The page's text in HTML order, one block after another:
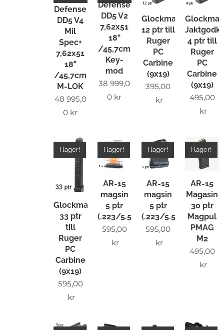
Defense
DD5 V4
Mil
Spec+
7,62x51
18"
/45,7cm
M-LOK
48 995,0
0 kr
Defense
DD5 V2
7,62x51
18"
/45,7cm
Key-
mod
38 999,0
0 kr
Glockmagasin
12 ptr till
Ruger
PC
Carbine
(9x19)
395,00
kr
4 ptr till
Ruger
PC
Carbine
(9x19)
495,00
kr
Glockmagasin
33 ptr
till
Ruger
PC
Carbine
(9x19)
I lager!
595,00
kr
AR-15
magsin
5 ptr
(.223/5.56/.300Blk)
I lager!
595,00
kr
AR-15
magsin
5 ptr
(.223/5.56/.300Blk)
I lager!
595,00
kr
AR-15
Magasin
30 ptr
Magpul
PMAG
M2
I lager!
495,00
kr